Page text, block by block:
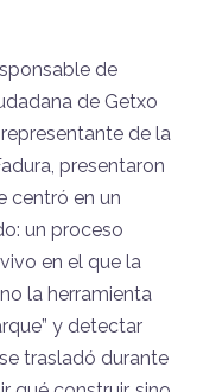
de
de Getxo
de la
presentaron
centró en un
un proceso
en el que la
la herramienta
y detectar
trasladó durante